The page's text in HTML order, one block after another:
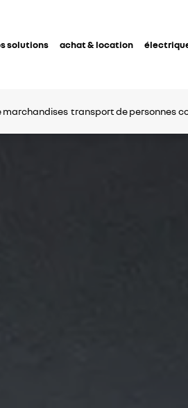
solutions achat & location
transport de personnes